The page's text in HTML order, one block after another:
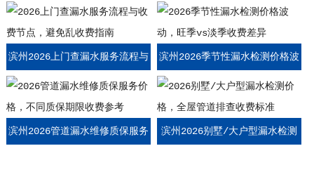
滨州2026上门查漏水服务流程与
收费节点，避免乱收费指南
滨州2026季节性漏水检测价格波
动，旺季vs淡季收费差异
滨州2026管道漏水维修质保服务 滨州2026别墅/大户型漏水检测